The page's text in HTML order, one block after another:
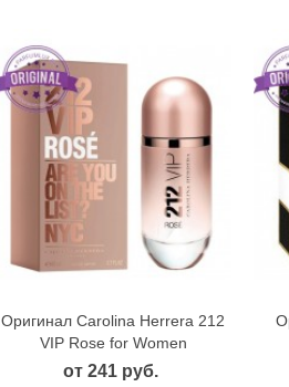
Быстрый просмотр
Оригинал Carolina Herrera 212
VIP Rose for Women
от 241 руб.